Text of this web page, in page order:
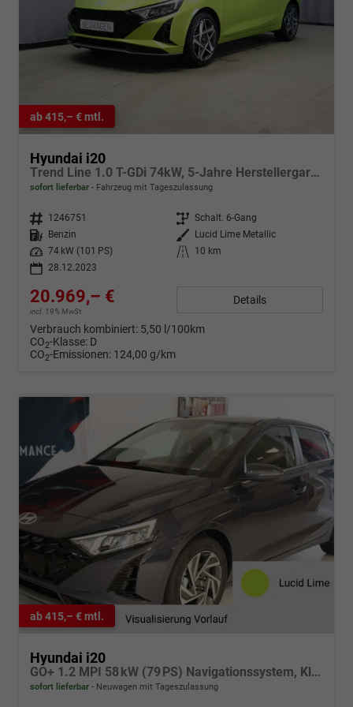
ab 415,– € mtl.
Hyundai i20
Trend Line 1.0 T-GDi 74kW, 5-Jahre Herstellergarantie, Infotainment-Paket, Winter-Paket, 8" Infotainmentsystem, AppleCarPlay&Android Auto, Radio DAB, Rückfahrkamera, Tempomat, Spurhalteassistent, Nebelscheinwerfer, 17" Leichtmetallfelgen, uvm.
sofort lieferbar Fahrzeug mit Tageszulassung
Fahrzeugnr. 1246751 Getriebe Schalt. 6-Gang
Kraftstoff
Benzin Außenfarbe
Lucid Lime Metallic
Leistung
74 kW (101 PS) Kilometerstand
10 km
28.12.2023
20.969,– €
incl. 19% MwSt.
Details
Verbrauch kombiniert: 5,50 l/100km
CO2-Klasse: D
CO2-Emissionen: 124,00 g/km
ab 415,– € mtl.
Hyundai i20
GO+ 1.2 MPI 58 kW (79 PS) Navigationssystem, Klimaautomatik, Rückfahrkamera, DAB, Apple CarPlay, Android Auto, Sitzheizung, Lenkradheizung, Spurassistent, Tempolimit-Assistent, 16"-Leichtmetallfelgen, Virtual Cockpit, uvm.
sofort lieferbar Neuwagen mit Tageszulassung